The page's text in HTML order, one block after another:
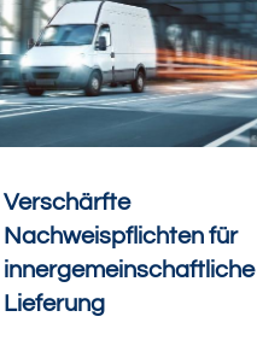
Verschärfte
Nachweispflichten für
innergemeinschaftliche
Lieferung